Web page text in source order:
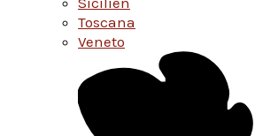
Toscana
Veneto